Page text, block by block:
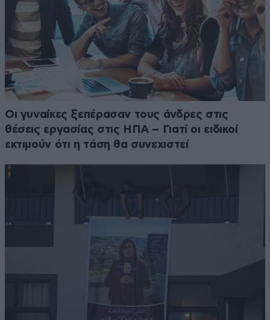
Οι γυναίκες ξεπέρασαν τους άνδρες στις
θέσεις εργασίας στις ΗΠΑ – Γιατί οι ειδικοί
εκτιμούν ότι η τάση θα συνεχιστεί